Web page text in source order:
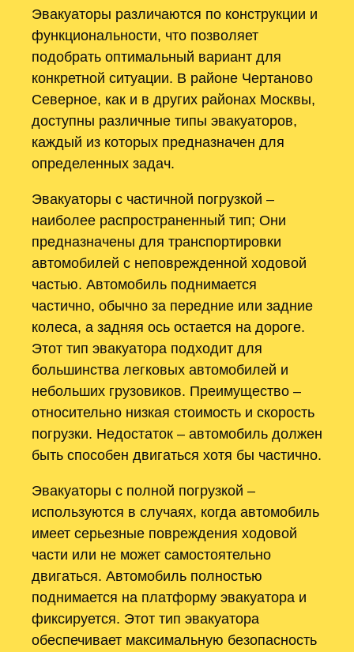
Эвакуаторы различаются по конструкции и
функциональности, что позволяет
подобрать оптимальный вариант для
конкретной ситуации. В районе Чертаново
Северное, как и в других районах Москвы,
доступны различные типы эвакуаторов,
каждый из которых предназначен для
определенных задач.
Эвакуаторы с частичной погрузкой –
наиболее распространенный тип; Они
предназначены для транспортировки
автомобилей с неповрежденной ходовой
частью. Автомобиль поднимается
частично, обычно за передние или задние
колеса, а задняя ось остается на дороге.
Этот тип эвакуатора подходит для
большинства легковых автомобилей и
небольших грузовиков. Преимущество –
относительно низкая стоимость и скорость
погрузки. Недостаток – автомобиль должен
быть способен двигаться хотя бы частично.
Эвакуаторы с полной погрузкой –
используются в случаях, когда автомобиль
имеет серьезные повреждения ходовой
части или не может самостоятельно
двигаться. Автомобиль полностью
поднимается на платформу эвакуатора и
фиксируется. Этот тип эвакуатора
обеспечивает максимальную безопасность